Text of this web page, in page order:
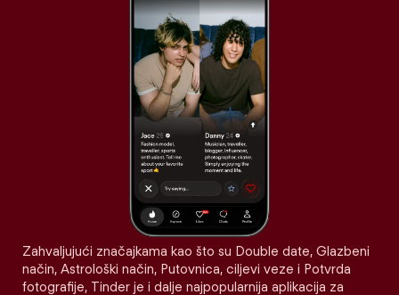
Zahvaljujući značajkama kao što su Double date, Glazbeni
način, Astrološki način, Putovnica, ciljevi veze i Potvrda
fotografije, Tinder je i dalje najpopularnija aplikacija za